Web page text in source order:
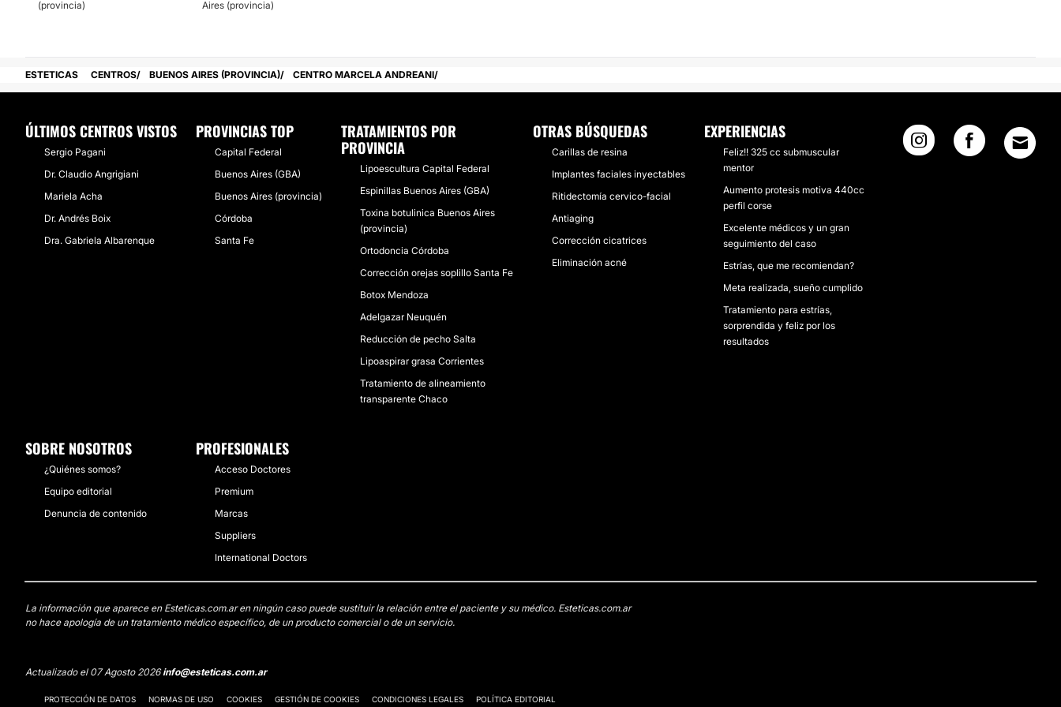
Posibilidad de videoconsulta:
Financiación o facilidades de pago:
No
(provincia)
Aires (provincia)
ESTETICAS CENTROS BUENOS AIRES (PROVINCIA) CENTRO MARCELA ANDREANI
ÚLTIMOS CENTROS VISTOS
Sergio Pagani
Dr. Claudio Angrigiani
Mariela Acha
Dr. Andrés Boix
Dra. Gabriela Albarenque
PROVINCIAS TOP
Capital Federal
Buenos Aires (GBA)
Buenos Aires (provincia)
Córdoba
Santa Fe
TRATAMIENTOS POR
PROVINCIA
Lipoescultura Capital Federal
Espinillas Buenos Aires (GBA)
Toxina botulinica Buenos Aires
(provincia)
Ortodoncia Córdoba
Corrección orejas soplillo Santa Fe
Botox Mendoza
Adelgazar Neuquén
Reducción de pecho Salta
Lipoaspirar grasa Corrientes
Tratamiento de alineamiento
transparente Chaco
OTRAS BÚSQUEDAS
Carillas de resina
Implantes faciales inyectables
Ritidectomía cervico-facial
Antiaging
Corrección cicatrices
Eliminación acné
EXPERIENCIAS
Feliz!! 325 cc submuscular
mentor
Aumento protesis motiva 440cc
perfil corse
Excelente médicos y un gran
seguimiento del caso
Estrías, que me recomiendan?
Meta realizada, sueño cumplido
Tratamiento para estrías,
sorprendida y feliz por los
resultados
SOBRE NOSOTROS
¿Quiénes somos?
Equipo editorial
Denuncia de contenido
PROFESIONALES
Acceso Doctores
Premium
Marcas
Suppliers
International Doctors
La información que aparece en Esteticas.com.ar en ningún caso puede sustituir la relación entre el paciente y su médico. Esteticas.com.ar
no hace apología de un tratamiento médico específico, de un producto comercial o de un servicio.
Actualizado el 07 Agosto 2026info@esteticas.com.ar
PROTECCIÓN DE DATOS NORMAS DE USO COOKIES GESTIÓN DE COOKIES CONDICIONES LEGALES POLÍTICA EDITORIAL